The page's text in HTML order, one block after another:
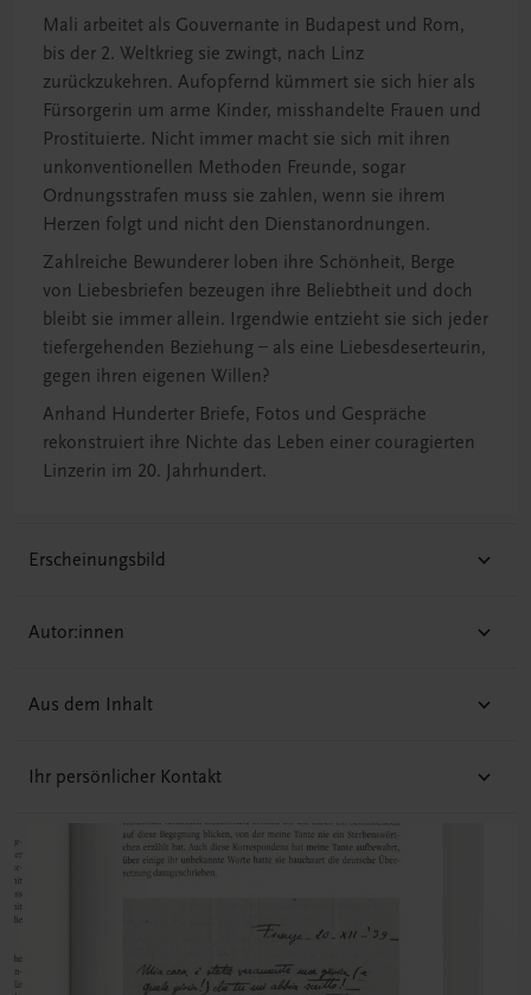
Mali arbeitet als Gouvernante in Budapest und Rom,
bis der 2. Weltkrieg sie zwingt, nach Linz
zurückzukehren. Aufopfernd kümmert sie sich hier als
Fürsorgerin um arme Kinder, misshandelte Frauen und
Prostituierte. Nicht immer macht sie sich mit ihren
unkonventionellen Methoden Freunde, sogar
Ordnungsstrafen muss sie zahlen, wenn sie ihrem
Herzen folgt und nicht den Dienstanordnungen.
Zahlreiche Bewunderer loben ihre Schönheit, Berge
von Liebesbriefen bezeugen ihre Beliebtheit und doch
bleibt sie immer allein. Irgendwie entzieht sie sich jeder
tiefergehenden Beziehung – als eine Liebesdeserteurin,
gegen ihren eigenen Willen?
Anhand Hunderter Briefe, Fotos und Gespräche
rekonstruiert ihre Nichte das Leben einer couragierten
Linzerin im 20. Jahrhundert.
Erscheinungsbild
Autor:innen
Aus dem Inhalt
Ihr persönlicher Kontakt